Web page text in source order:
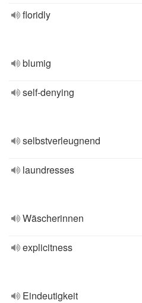
floridly
blumig
self-denying
selbstverleugnend
laundresses
Wäscherinnen
explicitness
Eindeutigkeit